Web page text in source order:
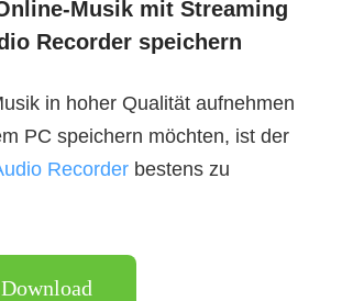
Musik mit Streaming
Recorder speichern
in hoher Qualität aufnehmen
PC speichern möchten, ist der
Recorderbestens zu
Download